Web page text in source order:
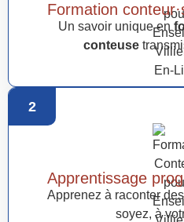
Formation
Un savoir unique en
conteuse
2
Apprentissage
Apprenez à raconter
soyez, à